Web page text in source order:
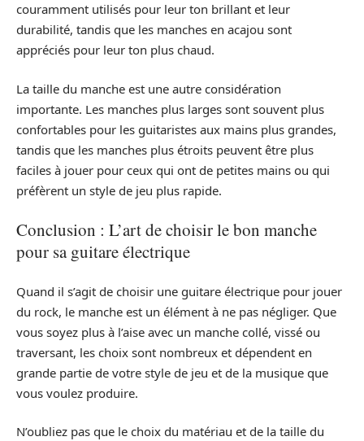
couramment utilisés pour leur ton brillant et leur
durabilité, tandis que les manches en acajou sont
appréciés pour leur ton plus chaud.
La taille du manche est une autre considération
importante. Les manches plus larges sont souvent plus
confortables pour les guitaristes aux mains plus grandes,
tandis que les manches plus étroits peuvent être plus
faciles à jouer pour ceux qui ont de petites mains ou qui
préfèrent un style de jeu plus rapide.
Conclusion : L’art de choisir le bon manche
pour sa guitare électrique
Quand il s’agit de choisir une guitare électrique pour jouer
du rock, le manche est un élément à ne pas négliger. Que
vous soyez plus à l’aise avec un manche collé, vissé ou
traversant, les choix sont nombreux et dépendent en
grande partie de votre style de jeu et de la musique que
vous voulez produire.
N’oubliez pas que le choix du matériau et de la taille du